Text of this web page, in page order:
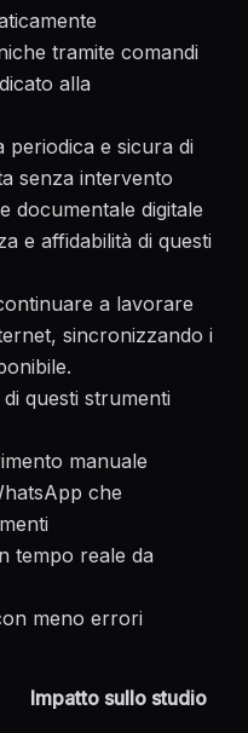
tramite comandi
alla
periodica e sicura di
senza intervento
documentale digitale
e affidabilità di questi
a lavorare
sincronizzando i
questi strumenti
manuale
che
tempo reale da
meno errori
Impatto sullo studio